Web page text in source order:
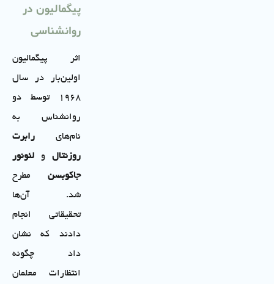
پیگمالیون در
روانشناسی
اثر پیگمالیون
اولین‌بار در سال
1968 توسط دو
روانشناس به
نام‌هایرابرت
روزنتال ولئونور
جاکوبسن مطرح
شد. آن‌ها
تحقیقاتی انجام
دادند که نشان
داد چگونه
انتظارات معلمان